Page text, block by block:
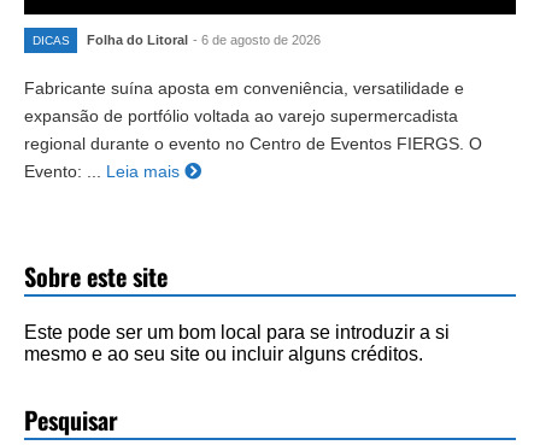
DICAS Folha do Litoral - 6 de agosto de 2026
Fabricante suína aposta em conveniência, versatilidade e
expansão de portfólio voltada ao varejo supermercadista
regional durante o evento no Centro de Eventos FIERGS. O
Evento: ... Leia mais
Sobre este site
Este pode ser um bom local para se introduzir a si
mesmo e ao seu site ou incluir alguns créditos.
Pesquisar